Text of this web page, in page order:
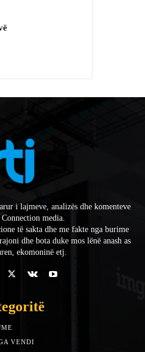
i lajmeve, analizës dhe komenteve
media.
të sakta dhe me fakte nga burime
dhe bota duke mos lënë anash as
ekomoninë etj.
VENDI